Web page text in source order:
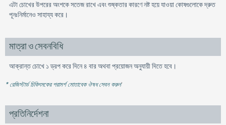
এটা চোখের উপরের অংশকে সতেজ রাখে এবং শুষ্কতার কারণে নষ্ট হয়ে যাওয়া কোষগুলােকে দ্রুত
পূনঃনির্মানেও সাহায্য করে।
মাত্রা ও সেবনবিধি
আক্রান্ত চোখে ১ ড্রপ করে দিনে ৪ বার অথবা প্রয়ােজন অনুযায়ী দিতে হবে।
* রেজিস্টার্ড চিকিৎসকের পরামর্শ মোতাবেক ঔষধ সেবন করুন'
প্রতিনির্দেশনা